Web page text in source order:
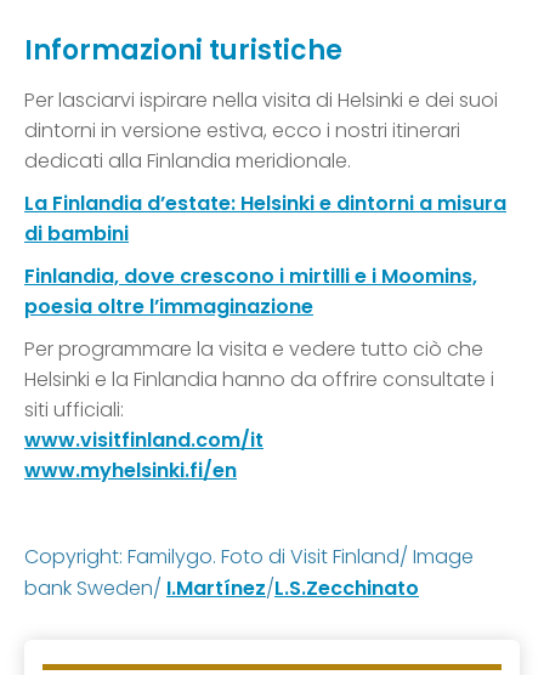
Informazioni turistiche
Per lasciarvi ispirare nella visita di Helsinki e dei suoi
dintorni in versione estiva, ecco i nostri itinerari
dedicati alla Finlandia meridionale.
La Finlandia d’estate: Helsinki e dintorni a misura
di bambini
Finlandia, dove crescono i mirtilli e i Moomins,
poesia oltre l’immaginazione
Per programmare la visita e vedere tutto ciò che
Helsinki e la Finlandia hanno da offrire consultate i
siti ufficiali:
www.visitfinland.com/it
www.myhelsinki.fi/en
Copyright: Familygo. Foto di Visit Finland/ Image
bank Sweden/ I.Martínez/L.S.Zecchinato